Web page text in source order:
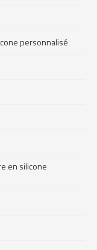
personnalisé
en silicone